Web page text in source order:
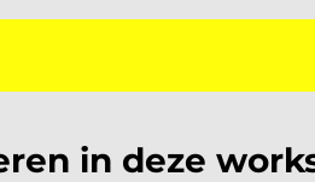
in deze